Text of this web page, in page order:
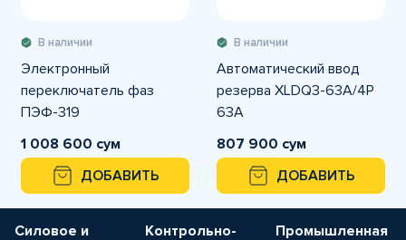
В наличии
Электронный
переключатель фаз
ПЭФ-319
1 008 600 сум
ДОБАВИТЬ
В наличии
Автоматический ввод
резерва XLDQ3-63A/4Р
63А
807 900 сум
ДОБАВИТЬ
Силовое и
Контрольно-
Промышленная